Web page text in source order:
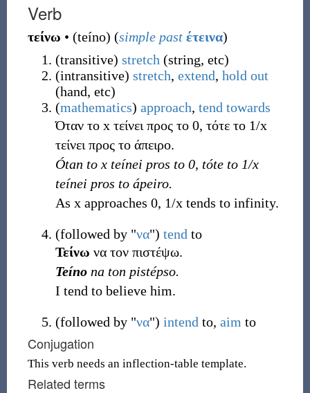
Verb
τείνω • (teíno) (simple past έτεινα)
(transitive) stretch (string, etc)
(intransitive) stretch, extend, hold out
(hand, etc)
(mathematics) approach, tend towards
Όταν το x τείνει προς το 0, τότε το 1/x
τείνει προς το άπειρο.
Ótan to x teínei pros to 0, tóte to 1/x
teínei pros to ápeiro.
As x approaches 0, 1/x tends to infinity.
(followed by "να") tend to
Τείνω να τον πιστέψω.
Teínona ton pistépso.
I tend to believe him.
(followed by "να") intend to, aim to
Conjugation
This verb needs an inflection-table template.
Related terms